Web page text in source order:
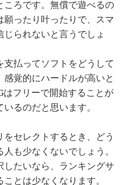
ろです。無償で遊べるの
ったり叶ったりで、スマ
られないと言うでしょ
払ってソフトをどうして
覚的にハードルが高いと
はフリーで開始することが
るのだと思います。
セレクトするとき、どう
も少なくないでしょう。
たいなら、ランキングサ
とは少なくなります。